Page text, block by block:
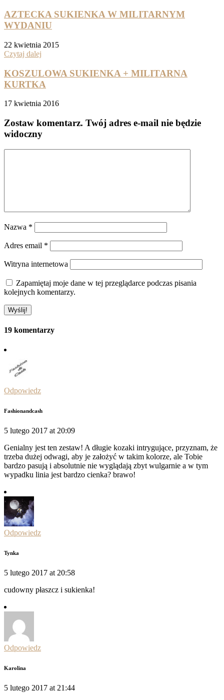
AZTECKA SUKIENKA W MILITARNYM
WYDANIU
22 kwietnia 2015
Czytaj dalej
KOSZULOWA SUKIENKA + MILITARNA
KURTKA
17 kwietnia 2016
Zostaw komentarz. Twój adres e-mail nie będzie
widoczny
Nazwa *
Adres email *
Witryna internetowa
Zapamiętaj moje dane w tej przeglądarce podczas pisania
kolejnych komentarzy.
19 komentarzy
Odpowiedz
Fashionandcash
5 lutego 2017 at 20:09
Genialny jest ten zestaw! A długie kozaki intrygujące, przyznam, że
trzeba dużej odwagi, aby je założyć w takim kolorze, ale Tobie
bardzo pasują i absolutnie nie wyglądają zbyt wulgarnie a w tym
wypadku linia jest bardzo cienka? brawo!
Odpowiedz
Tynka
5 lutego 2017 at 20:58
cudowny płaszcz i sukienka!
Odpowiedz
Karolina
5 lutego 2017 at 21:44